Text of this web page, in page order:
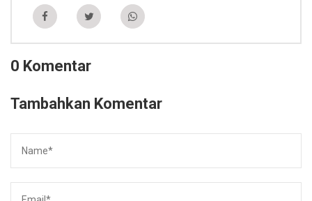
0 Komentar
Tambahkan Komentar